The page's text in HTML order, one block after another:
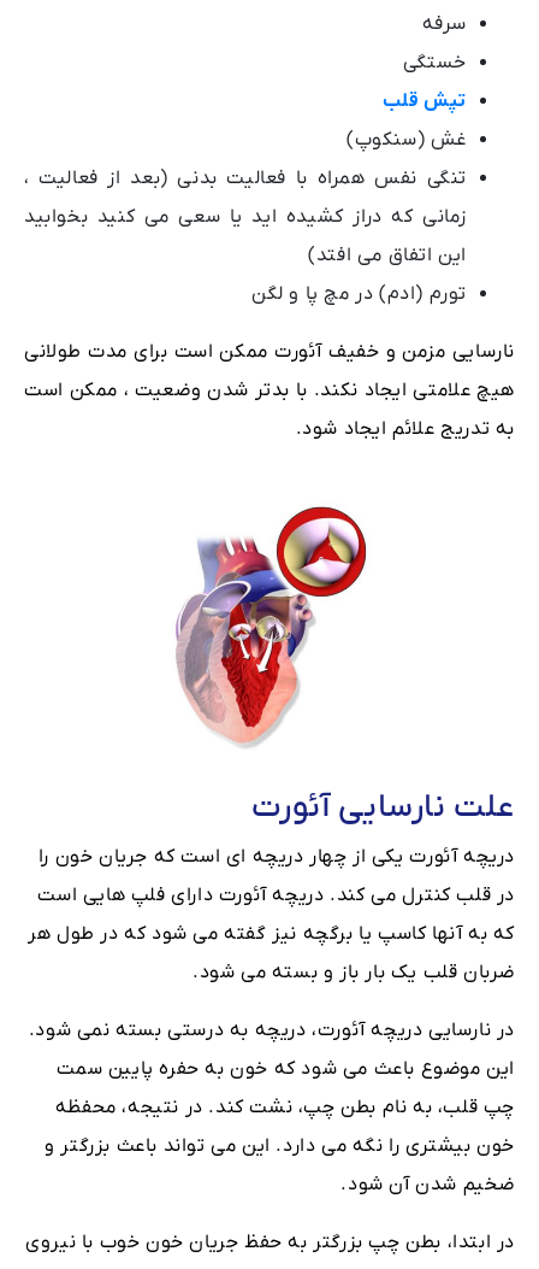
سرفه
خستگی
تپش قلب
غش (سنکوپ)
تنگی نفس همراه با فعالیت بدنی (بعد از فعالیت ،
زمانی که دراز کشیده اید یا سعی می کنید بخوابید
این اتفاق می افتد)
تورم (ادم) در مچ پا و لگن
نارسایی مزمن و خفیف آئورت ممکن است برای مدت طولانی
هیچ علامتی ایجاد نکند. با بدتر شدن وضعیت ، ممکن است
به تدریج علائم ایجاد شود.
علت نارسایی آئورت
دریچه آئورت یکی از چهار دریچه ای است که جریان خون را
در قلب کنترل می کند. دریچه آئورت دارای فلپ هایی است
که به آنها کاسپ یا برگچه نیز گفته می شود که در طول هر
ضربان قلب یک بار باز و بسته می شود.
در نارسایی دریچه آئورت، دریچه به درستی بسته نمی شود.
این موضوع باعث می شود که خون به حفره پایین سمت
چپ قلب، به نام بطن چپ، نشت کند. در نتیجه، محفظه
خون بیشتری را نگه می دارد. این می تواند باعث بزرگتر و
ضخیم شدن آن شود.
در ابتدا، بطن چپ بزرگتر به حفظ جریان خون خوب با نیروی